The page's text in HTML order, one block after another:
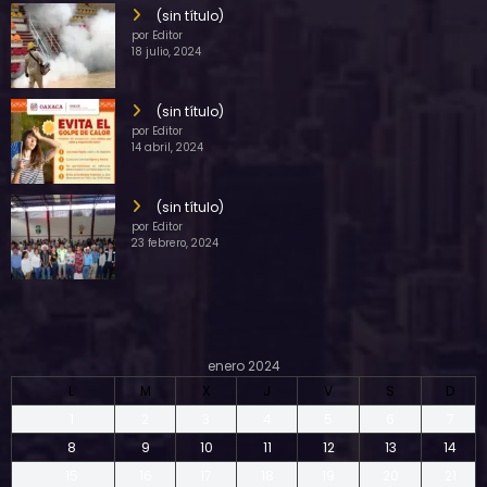
(sin título)
por Editor
18 julio, 2024
(sin título)
por Editor
14 abril, 2024
(sin título)
por Editor
23 febrero, 2024
enero 2024
L
M X J V S
D
8
9 10 11 12 13
14